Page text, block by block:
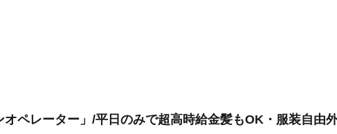
ペレーター」/平日のみで超高時給金髪もOK・服装自由